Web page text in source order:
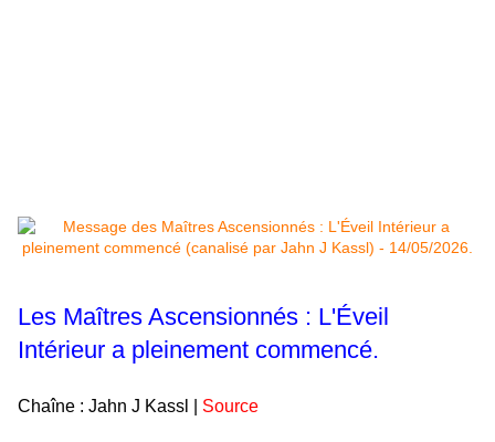
Les Maîtres Ascensionnés : L'Éveil
Intérieur a pleinement commencé.
Chaîne : Jahn J Kassl | Source